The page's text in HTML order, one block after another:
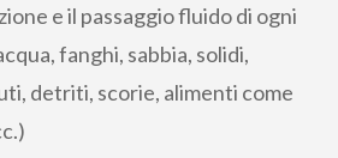
e il passaggio fluido di ogni
fanghi, sabbia, solidi,
detriti, scorie, alimenti come